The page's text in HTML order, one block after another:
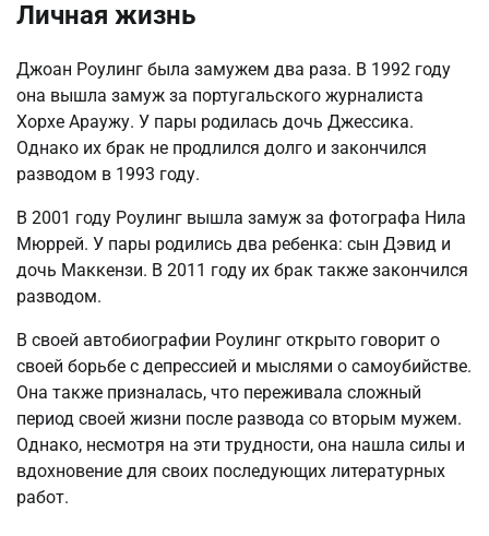
Личная жизнь
Джоан Роулинг была замужем два раза. В 1992 году
она вышла замуж за португальского журналиста
Хорхе Араужу. У пары родилась дочь Джессика.
Однако их брак не продлился долго и закончился
разводом в 1993 году.
В 2001 году Роулинг вышла замуж за фотографа Нила
Мюррей. У пары родились два ребенка: сын Дэвид и
дочь Маккензи. В 2011 году их брак также закончился
разводом.
В своей автобиографии Роулинг открыто говорит о
своей борьбе с депрессией и мыслями о самоубийстве.
Она также призналась, что переживала сложный
период своей жизни после развода со вторым мужем.
Однако, несмотря на эти трудности, она нашла силы и
вдохновение для своих последующих литературных
работ.